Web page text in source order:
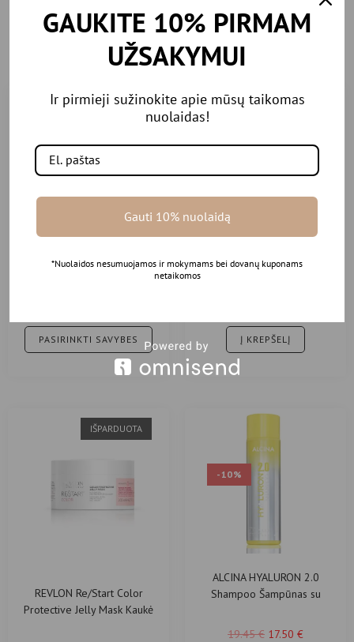
Rekomenduojamos
prekės
Cry Shampoo Vaikiškas akių
PASIRINKTI SAVYBES
rinkinys
Į KREPŠELĮ
IŠPARDUOTA
REVLON Re/Start Color
Protective Jelly Mask Kaukė
-10%
ALCINA HYALURON 2.0
Shampoo Šampūnas su
plaukams
19.45€ 17.50 €
GAUKITE 10% PIRMAM
UŽSAKYMUI
Ir pirmieji sužinokite apie mūsų taikomas
nuolaidas!
Gauti 10% nuolaidą
*Nuolaidos nesumuojamos ir mokymams bei dovanų kuponams
netaikomos